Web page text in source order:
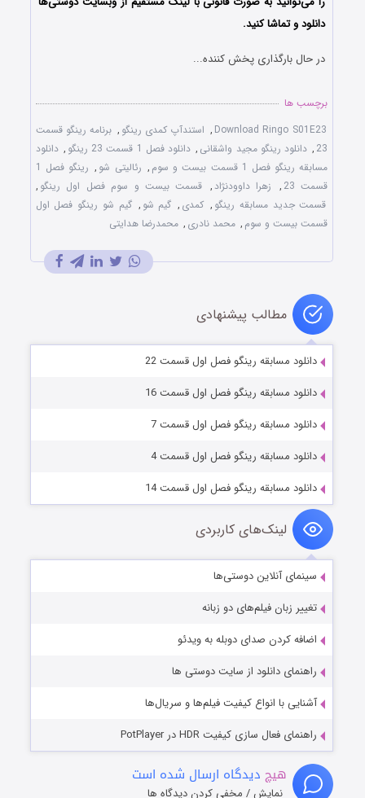
دانلود و تماشا کنید.
در حال بارگذاری پخش کننده...
برچسب ها
Download Ringo S01E23
, استندآپ کمدی رینگو , برنامه رینگو قسمت
23
, دانلود رینگو مجید واشقانی , دانلود فصل 1 قسمت 23 رینگو , دانلود
مسابقه رینگو فصل 1 قسمت بیست و سوم
, رئالیتی شو ,
رینگو فصل 1
قسمت 23
, زهرا داوودنژاد , قسمت بیست و سوم فصل اول رینگو ,
قسمت جدید مسابقه رینگو , کمدی , گیم شو , گیم شو رینگو فصل اول
قسمت بیست و سوم , محمد نادری , محمدرضا هدایتی
مطالب پیشنهادی
دانلود مسابقه رینگو فصل اول قسمت 22
دانلود مسابقه رینگو فصل اول قسمت 16
دانلود مسابقه رینگو فصل اول قسمت 7
دانلود مسابقه رینگو فصل اول قسمت 4
دانلود مسابقه رینگو فصل اول قسمت 14
لینک‌های کاربردی
سینمای آنلاین دوستی‌ها
تغییر زبان فیلم‌های دو زبانه
اضافه کردن صدای دوبله به ویدئو
راهنمای دانلود از سایت دوستی ها
آشنایی با انواع کیفیت فیلم‌ها و سریال‌ها
راهنمای فعال سازی کیفیت HDR در PotPlayer
هیچ دیدگاه ارسال شده است
نمایش / مخفی کردن دیدگاه ها